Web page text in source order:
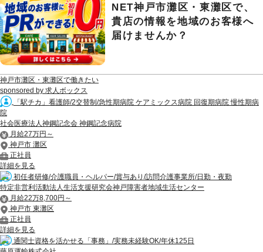
NET神戸市灘区・東灘区で、
貴店の情報を地域のお客様へ
届けませんか？
神戸市灘区・東灘区で働きたい
sponsored by 求人ボックス
「駅チカ」看護師/2交替制/急性期病院 ケアミックス病院 回復期病院 慢性期病
院
社会医療法人神鋼記念会 神鋼記念病院
月給27万円～
神戸市 灘区
正社員
詳細を見る
初任者研修/介護職員・ヘルパー/賞与あり/訪問介護事業所/日勤・夜勤
特定非営利活動法人生活支援研究会神戸障害者地域生活センター
月給22万8,700円～
神戸市 東灘区
正社員
詳細を見る
通関士資格を活かせる「事務」/実務未経験OK/年休125日